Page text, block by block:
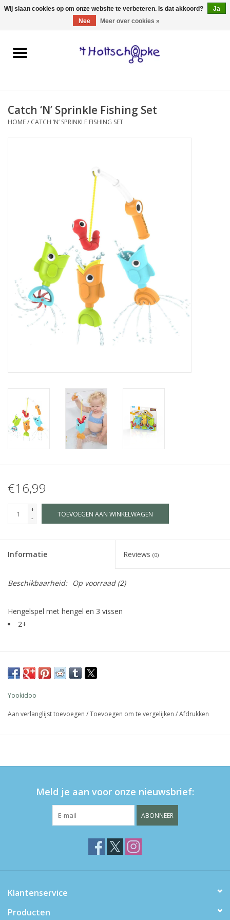
0 Artikelen - €0,00
Home
spellen
eten & drinken
knuffels
boeken
Merken
Catch ‘N’ Sprinkle Fishing Set
HOME/ CATCH ‘N’ SPRINKLE FISHING SET
€16,99
+
-
TOEVOEGEN AAN WINKELWAGEN
Informatie Reviews (0)
Beschikbaarheid: Op voorraad(2)
Hengelspel met hengel en 3 vissen
2+
Yookidoo
Aan verlanglijst toevoegen /Toevoegen om te vergelijken /Afdrukken
Meld je aan voor onze nieuwsbrief:
ABONNEER
Klantenservice
Producten
Wij slaan cookies op om onze website te verbeteren. Is dat akkoord?
Ja
Nee
Meer over cookies »